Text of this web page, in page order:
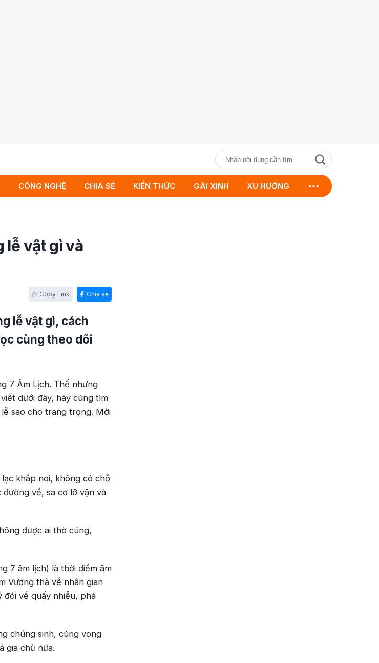
CÔNG NGHỆ CHIA SẺ KIẾN THỨC GÁI XINH XU HƯỚNG
lễ vật gì và
Chia sẻ
lễ vật gì, cách
cùng theo dõi
7 Âm Lịch. Thế nhưng
dưới đây, hãy cùng tìm
sao cho trang trọng. Mời
khắp nơi, không có chỗ
về, sa cơ lỡ vận và
được ai thờ cúng,
7 âm lịch) là thời điểm âm
Vương thả về nhân gian
đói về quấy nhiễu, phá
chúng sinh, cúng vong
gia chủ nữa.